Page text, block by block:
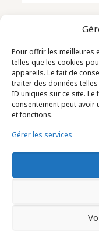
Pour offrir les meilleures
telles que les cookies
appareils. Le fait de
traiter des données
ID uniques sur ce site.
consentement peut avoir
et fonctions.
Gérer les services